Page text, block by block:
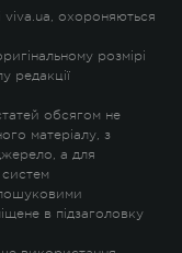
viva.ua, охороняються
розмірі
редакції
обсягом не
матеріалу, з
а для
пошуковими
в підзаголовку